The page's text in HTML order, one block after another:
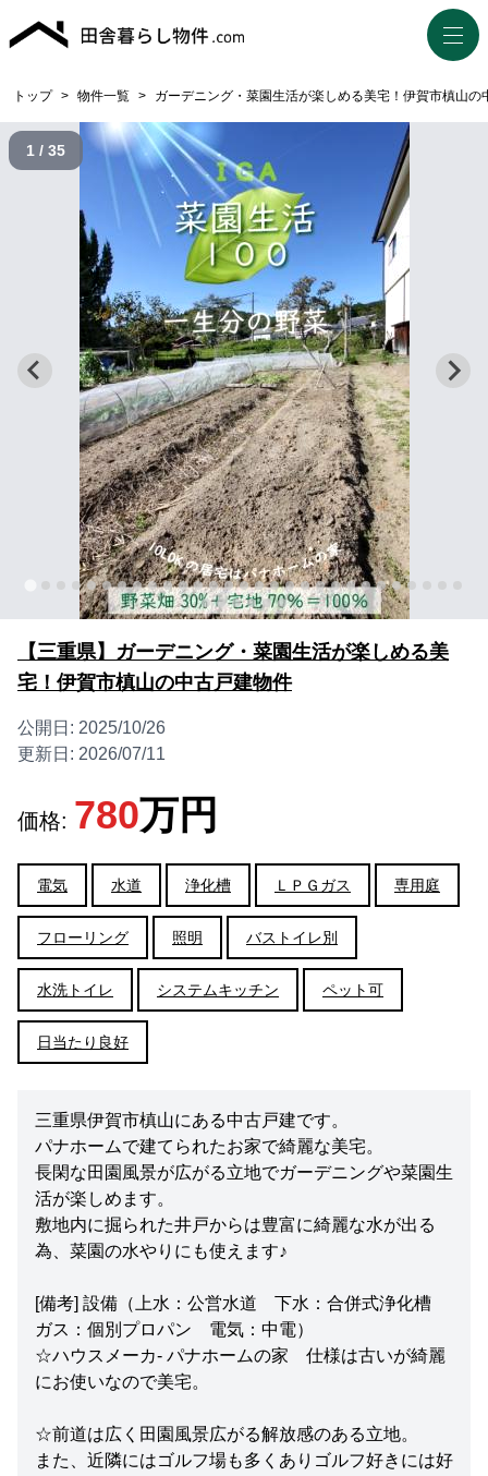
トップ > 物件一覧 > ガーデニング・菜園生活が楽しめる美宅！伊賀市槙山の
1 / 35
【三重県】ガーデニング・菜園生活が楽しめる美
宅！伊賀市槙山の中古戸建物件
公開日: 2025/10/26
更新日: 2026/07/11
価格: 780万円
電気 水道 浄化槽 ＬＰＧガス 専用庭
フローリング 照明 バストイレ別
水洗トイレ システムキッチン ペット可
日当たり良好
三重県伊賀市槙山にある中古戸建です。
パナホームで建てられたお家で綺麗な美宅。
長閑な田園風景が広がる立地でガーデニングや菜園生
活が楽しめます。
敷地内に掘られた井戸からは豊富に綺麗な水が出る
為、菜園の水やりにも使えます♪
[備考] 設備（上水：公営水道 下水：合併式浄化槽
ガス：個別プロパン 電気：中電）
☆ハウスメーカ- パナホームの家 仕様は古いが綺麗
にお使いなので美宅。
☆前道は広く田園風景広がる解放感のある立地。
また、近隣にはゴルフ場も多くありゴルフ好きには好